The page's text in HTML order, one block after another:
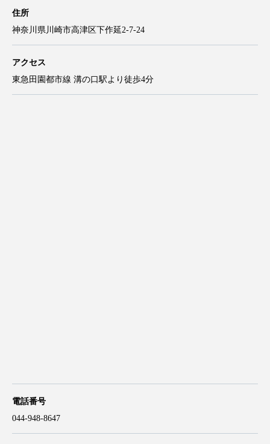
住所
神奈川県川崎市高津区下作延2-7-24
アクセス
東急田園都市線 溝の口駅より徒歩4分
電話番号
044-948-8647